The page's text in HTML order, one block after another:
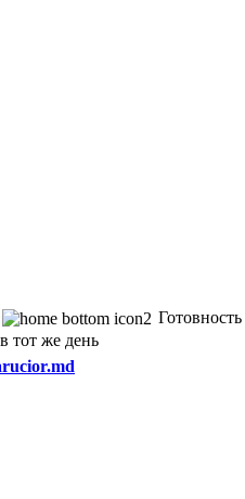
в тот же день